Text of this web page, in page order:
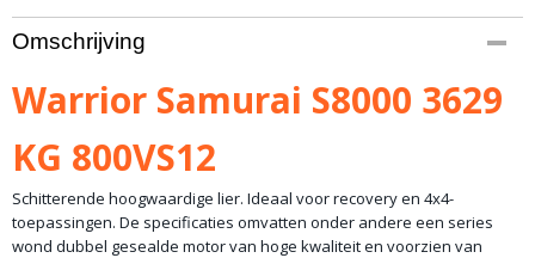
Productcode
10-919
Bruto gewicht
40,00 Kg
Omschrijving
Warrior Samurai S8000 3629
KG 800VS12
Schitterende hoogwaardige lier. Ideaal voor recovery en 4x4-
toepassingen. De specificaties omvatten onder andere een series
wond dubbel gesealde motor van hoge kwaliteit en voorzien van